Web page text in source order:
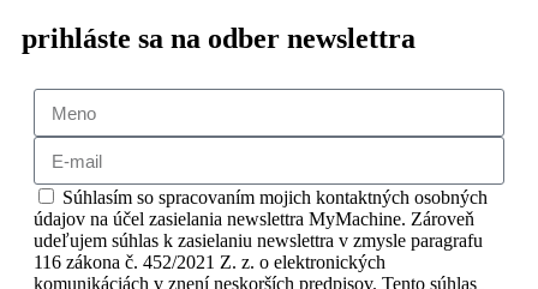
prihláste sa na odber newslettra
Súhlasím so spracovaním mojich kontaktných osobných
údajov na účel zasielania newslettra MyMachine. Zároveň
udeľujem súhlas k zasielaniu newslettra v zmysle paragrafu
116 zákona č. 452/2021 Z. z. o elektronických
komunikáciách v znení neskorších predpisov. Tento súhlas